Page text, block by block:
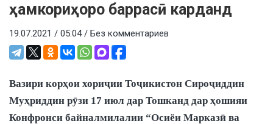
ҳамкориҳоро баррасӣ карданд
19.07.2021 / 05:04 / Без комментариев
Вазири корҳои хориҷии Тоҷикистон Сироҷиддин
Муҳриддин рӯзи 17 июл дар Тошканд дар ҳошияи
Конфронси байналмилалии “Осиёи Марказӣ ва